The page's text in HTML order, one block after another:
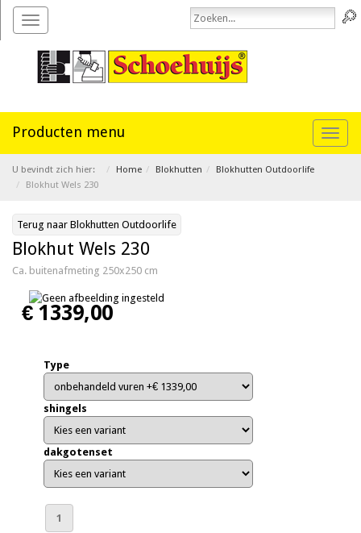
Toggle
navigation
U bevindt zich hier: Home Blokhutten
Blokhutten Outdoorlife
Blokhut Wels 230
Terug naar Blokhutten Outdoorlife
Blokhut Wels 230
Ca. buitenafmeting 250x250 cm
€ 1339,00
Type
shingels
dakgotenset